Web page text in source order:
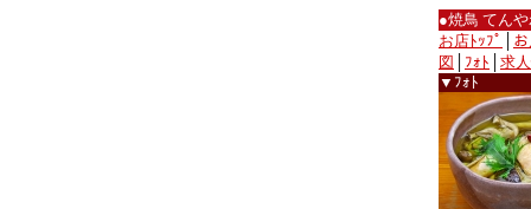
●焼鳥 てん
お店ﾄｯﾌﾟ
図
ﾌｫﾄ
求
▼ﾌｫﾄ